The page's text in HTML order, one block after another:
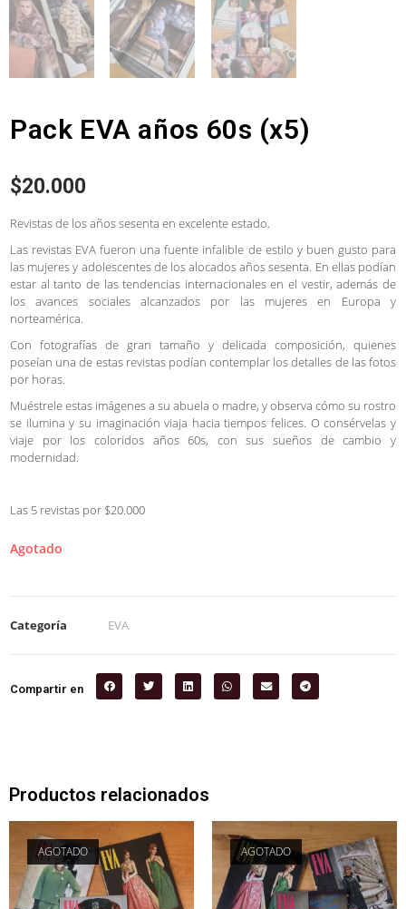
Pack EVA años 60s (x5)
$20.000
Revistas de los años sesenta en excelente estado.
Las revistas EVA fueron una fuente infalible de estilo y buen gusto para
las mujeres y adolescentes de los alocados años sesenta. En ellas podían
estar al tanto de las tendencias internacionales en el vestir, además de
los avances sociales alcanzados por las mujeres en Europa y
norteamérica.
Con fotografías de gran tamaño y delicada composición, quienes
poseían una de estas revistas podían contemplar los detalles de las fotos
por horas.
Muéstrele estas imágenes a su abuela o madre, y observa cómo su rostro
se ilumina y su imaginación viaja hacia tiempos felices. O consérvelas y
viaje por los coloridos años 60s, con sus sueños de cambio y
modernidad.
Las 5 revistas por $20.000
Agotado
Categoría EVA
Compartir en
Productos relacionados
AGOTADO AGOTADO